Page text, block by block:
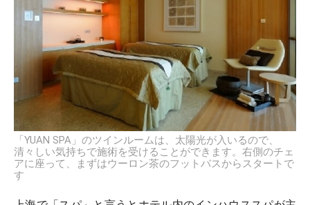
「YUAN SPA」のツインルームは、太陽光が入いるので、
清々しい気持ちで施術を受けることができます。右側のチェ
アに座って、まずはウーロン茶のフットバスからスタートで
す